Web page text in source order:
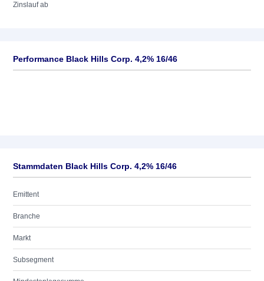
Zinslauf ab
Performance Black Hills Corp. 4,2% 16/46
Stammdaten Black Hills Corp. 4,2% 16/46
Emittent
Branche
Markt
Subsegment